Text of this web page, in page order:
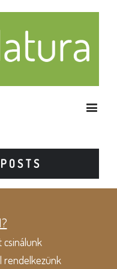
csinálunk
rendelkezünk